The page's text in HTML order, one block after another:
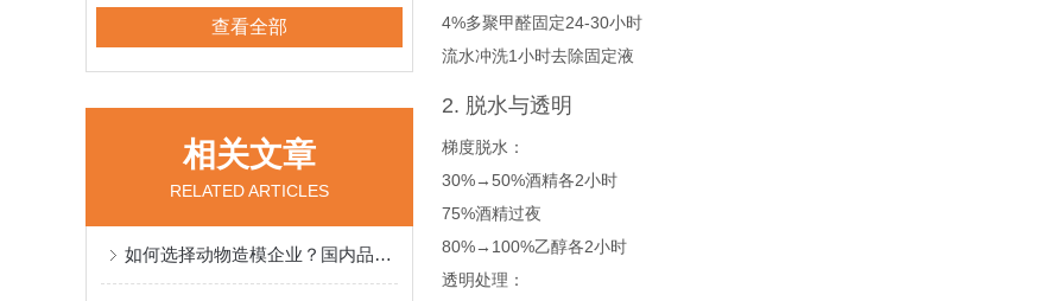
查看全部
相关文章
RELATED ARTICLES
如何选择动物造模企业？国内品牌服务商口碑参考
4%多聚甲醛固定24-30小时
流水冲洗1小时去除固定液
2. 脱水与透明
梯度脱水：
30%→50%酒精各2小时
75%酒精过夜
80%→100%乙醇各2小时
透明处理：